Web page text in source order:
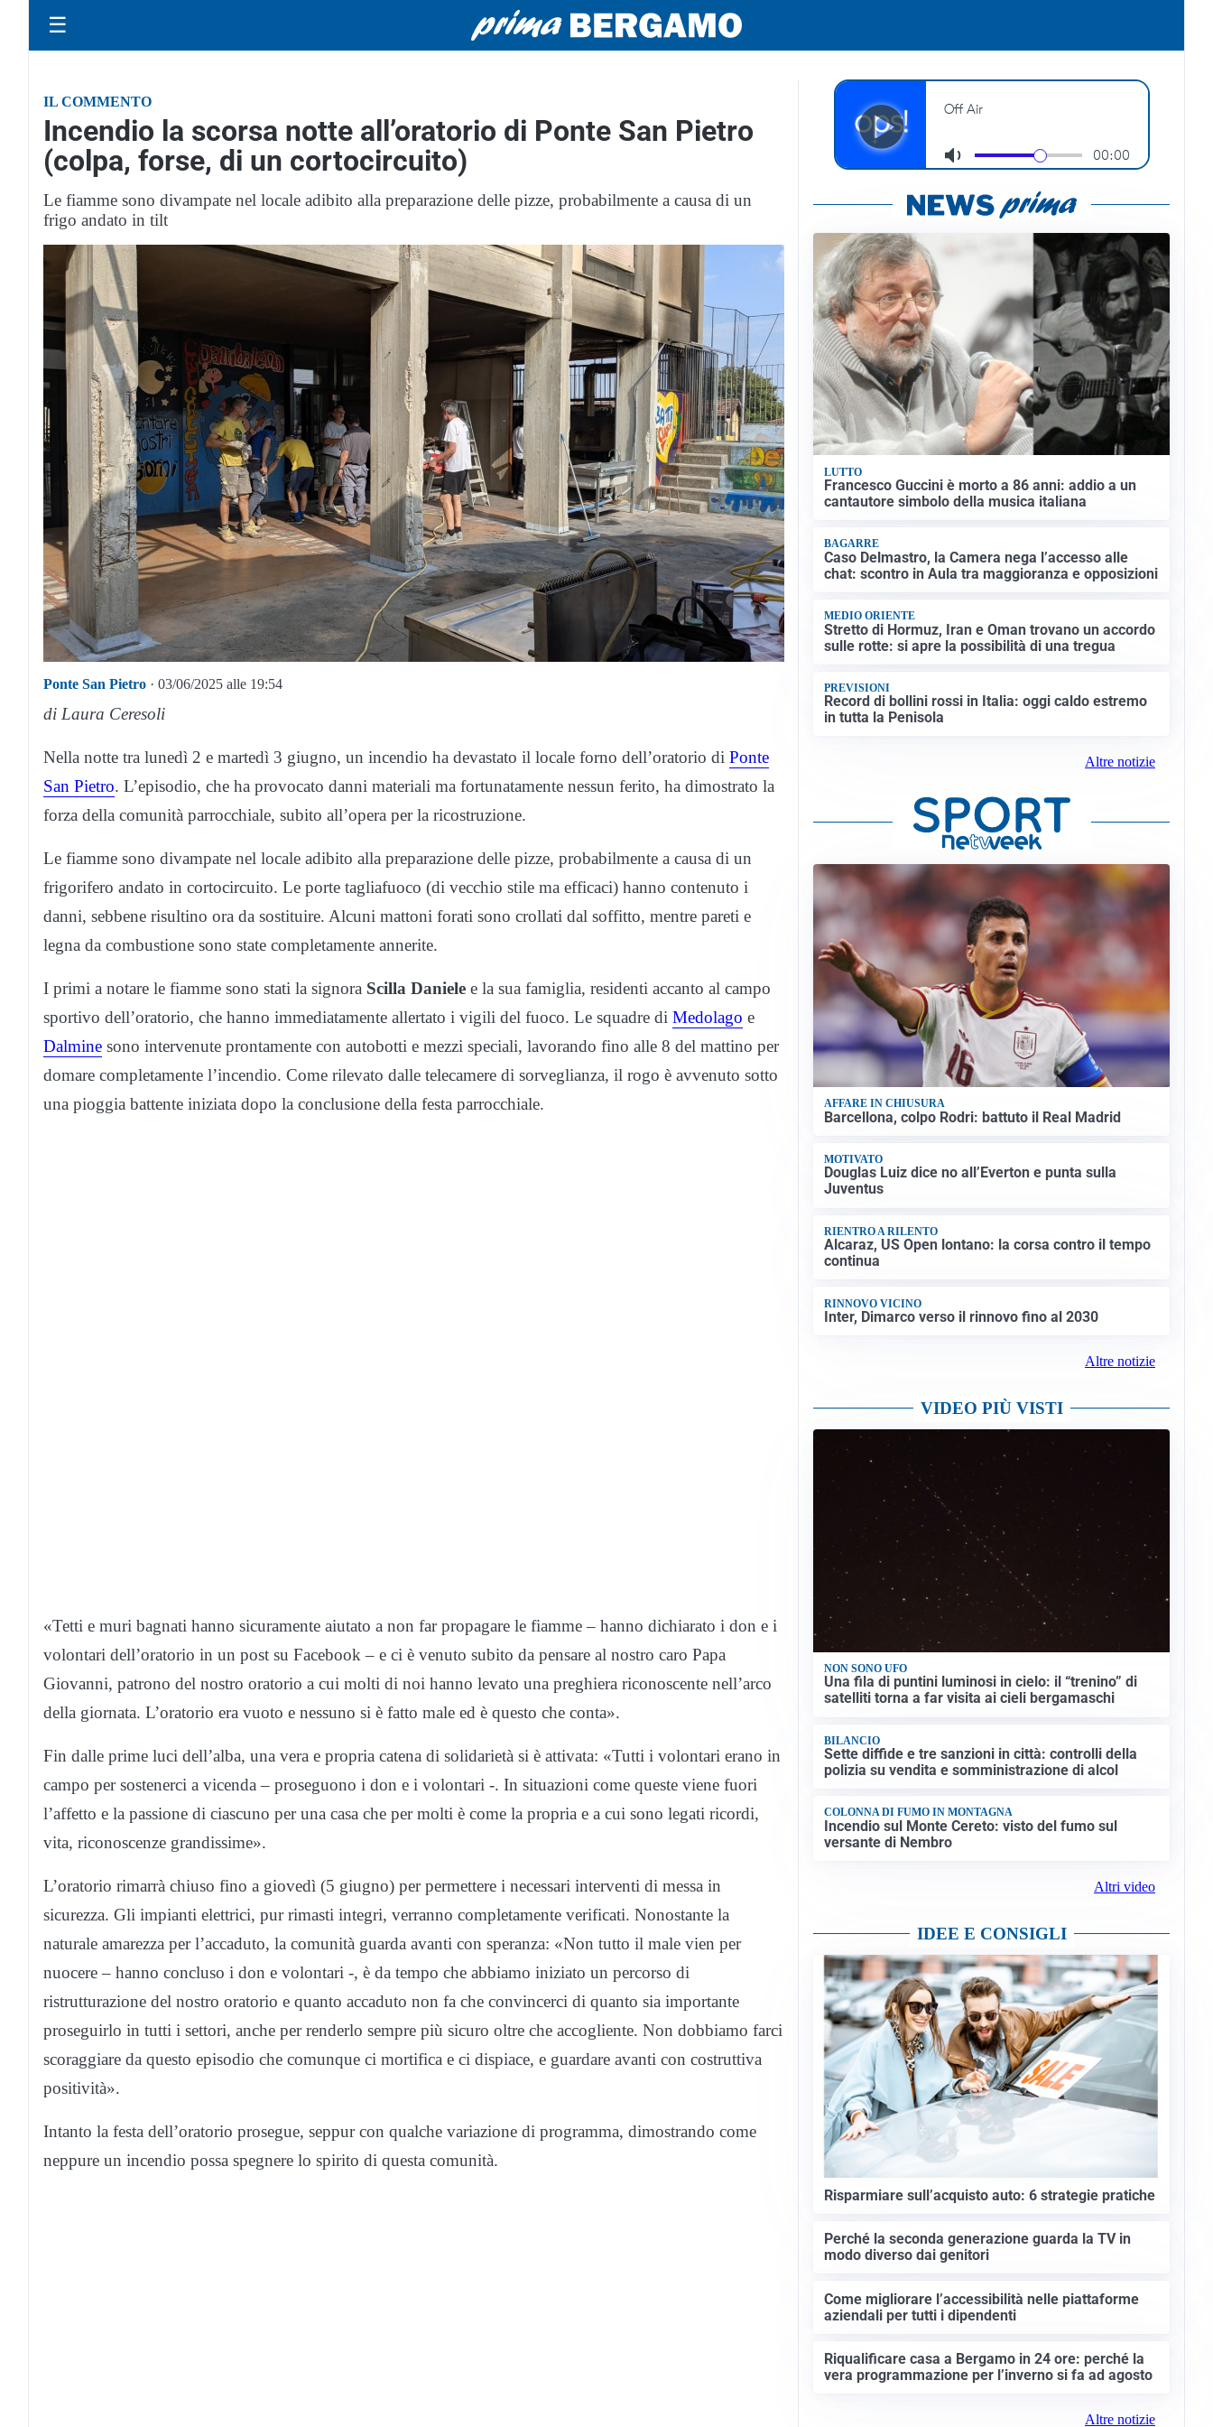
☰
IL COMMENTO
Incendio la scorsa notte all’oratorio di Ponte San Pietro
(colpa, forse, di un cortocircuito)
Le fiamme sono divampate nel locale adibito alla preparazione delle pizze, probabilmente a causa di un
frigo andato in tilt
Ponte San Pietro · 03/06/2025 alle 19:54
di Laura Ceresoli
Nella notte tra lunedì 2 e martedì 3 giugno, un incendio ha devastato il locale forno dell’oratorio di Ponte
San Pietro. L’episodio, che ha provocato danni materiali ma fortunatamente nessun ferito, ha dimostrato la
forza della comunità parrocchiale, subito all’opera per la ricostruzione.
Le fiamme sono divampate nel locale adibito alla preparazione delle pizze, probabilmente a causa di un
frigorifero andato in cortocircuito. Le porte tagliafuoco (di vecchio stile ma efficaci) hanno contenuto i
danni, sebbene risultino ora da sostituire. Alcuni mattoni forati sono crollati dal soffitto, mentre pareti e
legna da combustione sono state completamente annerite.
I primi a notare le fiamme sono stati la signora Scilla Daniele e la sua famiglia, residenti accanto al campo
sportivo dell’oratorio, che hanno immediatamente allertato i vigili del fuoco. Le squadre di Medolago e
Dalmine sono intervenute prontamente con autobotti e mezzi speciali, lavorando fino alle 8 del mattino per
domare completamente l’incendio. Come rilevato dalle telecamere di sorveglianza, il rogo è avvenuto sotto
una pioggia battente iniziata dopo la conclusione della festa parrocchiale.
«Tetti e muri bagnati hanno sicuramente aiutato a non far propagare le fiamme – hanno dichiarato i don e i
volontari dell’oratorio in un post su Facebook – e ci è venuto subito da pensare al nostro caro Papa
Giovanni, patrono del nostro oratorio a cui molti di noi hanno levato una preghiera riconoscente nell’arco
della giornata. L’oratorio era vuoto e nessuno si è fatto male ed è questo che conta».
Fin dalle prime luci dell’alba, una vera e propria catena di solidarietà si è attivata: «Tutti i volontari erano in
campo per sostenerci a vicenda – proseguono i don e i volontari -. In situazioni come queste viene fuori
l’affetto e la passione di ciascuno per una casa che per molti è come la propria e a cui sono legati ricordi,
vita, riconoscenze grandissime».
L’oratorio rimarrà chiuso fino a giovedì (5 giugno) per permettere i necessari interventi di messa in
sicurezza. Gli impianti elettrici, pur rimasti integri, verranno completamente verificati. Nonostante la
naturale amarezza per l’accaduto, la comunità guarda avanti con speranza: «Non tutto il male vien per
nuocere – hanno concluso i don e volontari -, è da tempo che abbiamo iniziato un percorso di
ristrutturazione del nostro oratorio e quanto accaduto non fa che convincerci di quanto sia importante
proseguirlo in tutti i settori, anche per renderlo sempre più sicuro oltre che accogliente. Non dobbiamo farci
scoraggiare da questo episodio che comunque ci mortifica e ci dispiace, e guardare avanti con costruttiva
positività».
Intanto la festa dell’oratorio prosegue, seppur con qualche variazione di programma, dimostrando come
neppure un incendio possa spegnere lo spirito di questa comunità.
LUTTO
Francesco Guccini è morto a 86 anni: addio a un
cantautore simbolo della musica italiana
BAGARRE
Caso Delmastro, la Camera nega l’accesso alle
chat: scontro in Aula tra maggioranza e opposizioni
MEDIO ORIENTE
Stretto di Hormuz, Iran e Oman trovano un accordo
sulle rotte: si apre la possibilità di una tregua
PREVISIONI
Record di bollini rossi in Italia: oggi caldo estremo
in tutta la Penisola
Altre notizie
AFFARE IN CHIUSURA
Barcellona, colpo Rodri: battuto il Real Madrid
MOTIVATO
Douglas Luiz dice no all’Everton e punta sulla
Juventus
RIENTRO A RILENTO
Alcaraz, US Open lontano: la corsa contro il tempo
continua
RINNOVO VICINO
Inter, Dimarco verso il rinnovo fino al 2030
Altre notizie
VIDEO PIÙ VISTI
NON SONO UFO
Una fila di puntini luminosi in cielo: il “trenino” di
satelliti torna a far visita ai cieli bergamaschi
BILANCIO
Sette diffide e tre sanzioni in città: controlli della
polizia su vendita e somministrazione di alcol
COLONNA DI FUMO IN MONTAGNA
Incendio sul Monte Cereto: visto del fumo sul
versante di Nembro
Altri video
IDEE E CONSIGLI
Risparmiare sull’acquisto auto: 6 strategie pratiche
Perché la seconda generazione guarda la TV in
modo diverso dai genitori
Come migliorare l’accessibilità nelle piattaforme
aziendali per tutti i dipendenti
Riqualificare casa a Bergamo in 24 ore: perché la
vera programmazione per l’inverno si fa ad agosto
Altre notizie